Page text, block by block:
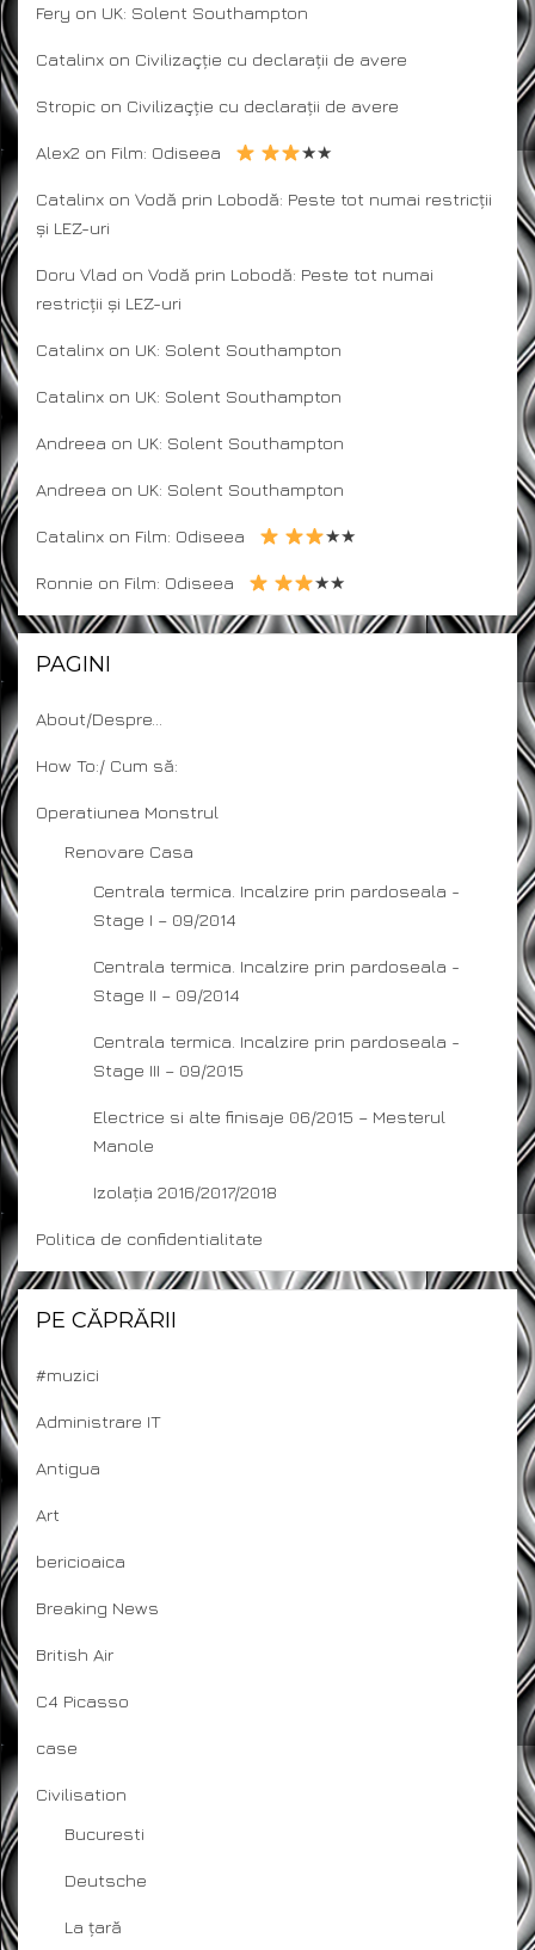
Fery on UK: Solent Southampton
Catalinx on Civilizaçție cu declarații de avere
Stropic on Civilizaçție cu declarații de avere
Alex2 on Film: Odiseea ★★
Catalinx on Vodă prin Lobodă: Peste tot numai restricții
și LEZ-uri
Doru Vlad on Vodă prin Lobodă: Peste tot numai
restricții și LEZ-uri
Catalinx on UK: Solent Southampton
Catalinx on UK: Solent Southampton
Andreea on UK: Solent Southampton
Andreea on UK: Solent Southampton
Catalinx on Film: Odiseea ★★
Ronnie on Film: Odiseea ★★
PAGINI
About/Despre…
How To:/ Cum să:
Operatiunea Monstrul
Renovare Casa
Centrala termica. Incalzire prin pardoseala -
Stage I – 09/2014
Centrala termica. Incalzire prin pardoseala -
Stage II – 09/2014
Centrala termica. Incalzire prin pardoseala -
Stage III – 09/2015
Electrice si alte finisaje 06/2015 – Mesterul
Manole
Izolația 2016/2017/2018
Politica de confidentialitate
PE CĂPRĂRII
#muzici
Administrare IT
Antigua
Art
bericioaica
Breaking News
British Air
C4 Picasso
case
Civilisation
Bucuresti
Deutsche
La țară